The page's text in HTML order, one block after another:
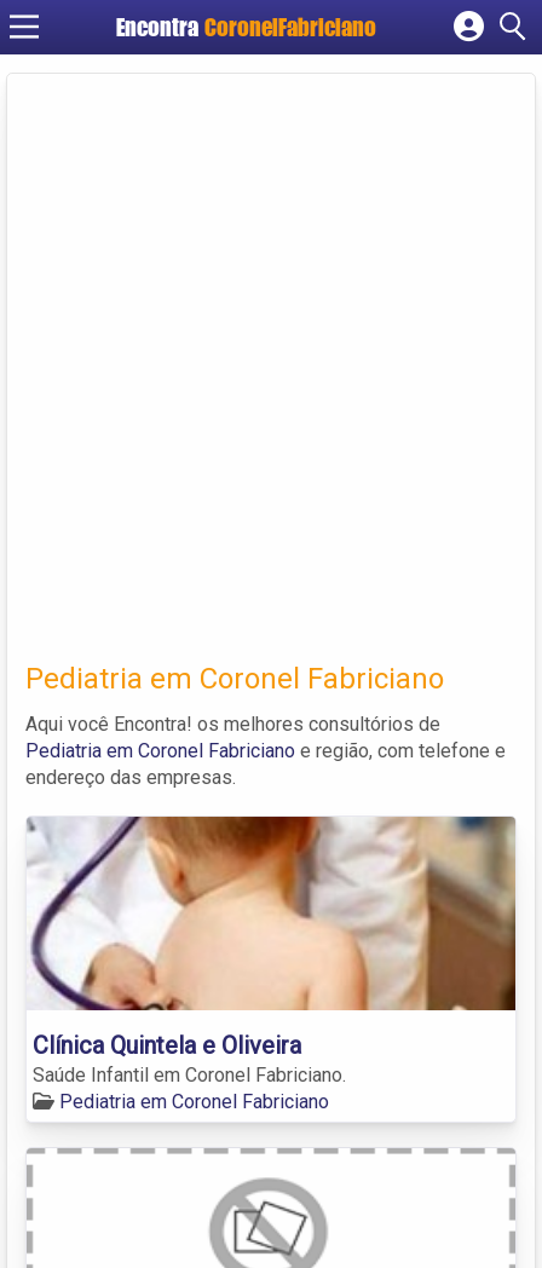
Encontra CoronelFabriciano
Cadastrar empresa
Pediatria em Coronel Fabriciano
Aqui você Encontra! os melhores consultórios de
Pediatria em Coronel Fabriciano e região, com telefone e
endereço das empresas.
Clínica Quintela e Oliveira
Saúde Infantil em Coronel Fabriciano.
Pediatria em Coronel Fabriciano